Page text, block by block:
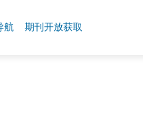
航 期刊开放获取